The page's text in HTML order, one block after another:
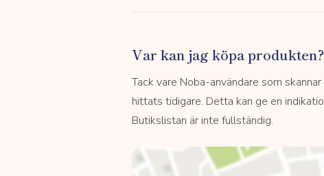
Var kan jag köpa produkten?
Tack vare Noba-användare som
hittats tidigare. Detta kan ge en
Butikslistan är inte fullständig.